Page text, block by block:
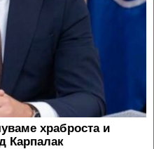
храброста и
Карпалак